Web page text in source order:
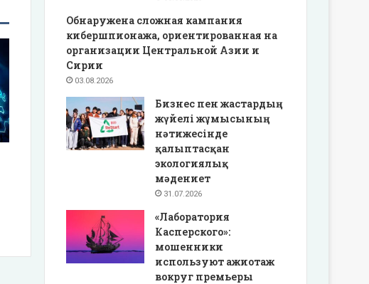
Обнаружена сложная кампания
кибершпионажа, ориентированная на
организации Центральной Азии и
Сирии
03.08.2026
Бизнес пен жастардың
жүйелі жұмысының
нәтижесінде
қалыптасқан
экологиялық
мәдениет
31.07.2026
«Лаборатория
Касперского»:
мошенники
используют ажиотаж
вокруг премьеры